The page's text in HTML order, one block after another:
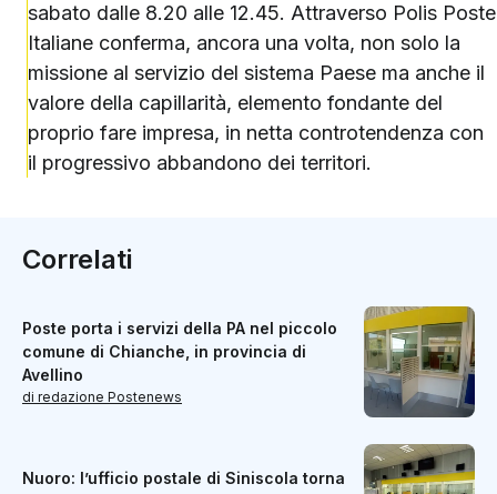
sabato dalle 8.20 alle 12.45. Attraverso Polis Poste
Italiane conferma, ancora una volta, non solo la
missione al servizio del sistema Paese ma anche il
valore della capillarità, elemento fondante del
proprio fare impresa, in netta controtendenza con
il progressivo abbandono dei territori.
Correlati
Poste porta i servizi della PA nel piccolo
comune di Chianche, in provincia di
Avellino
di redazione Postenews
Nuoro: l’ufficio postale di Siniscola torna